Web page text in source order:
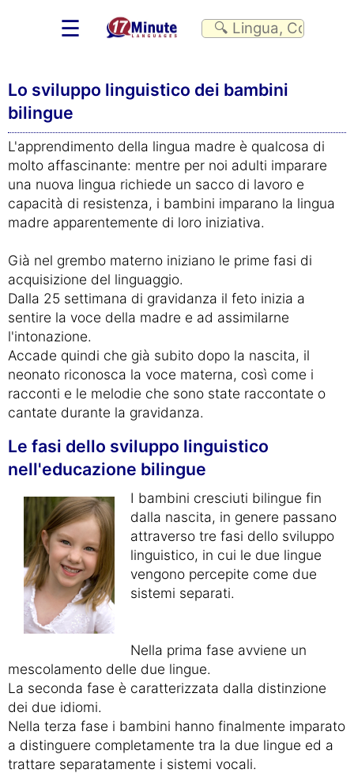
☰
Lo sviluppo linguistico dei bambini
bilingue
L'apprendimento della lingua madre è qualcosa di
molto affascinante: mentre per noi adulti imparare
una nuova lingua richiede un sacco di lavoro e
capacità di resistenza, i bambini imparano la lingua
madre apparentemente di loro iniziativa.
Già nel grembo materno iniziano le prime fasi di
acquisizione del linguaggio.
Dalla 25 settimana di gravidanza il feto inizia a
sentire la voce della madre e ad assimilarne
l'intonazione.
Accade quindi che già subito dopo la nascita, il
neonato riconosca la voce materna, così come i
racconti e le melodie che sono state raccontate o
cantate durante la gravidanza.
Le fasi dello sviluppo linguistico
nell'educazione bilingue
I bambini cresciuti bilingue fin
dalla nascita, in genere passano
attraverso tre fasi dello sviluppo
linguistico, in cui le due lingue
vengono percepite come due
sistemi separati.
Nella prima fase avviene un
mescolamento delle due lingue.
La seconda fase è caratterizzata dalla distinzione
dei due idiomi.
Nella terza fase i bambini hanno finalmente imparato
a distinguere completamente tra la due lingue ed a
trattare separatamente i sistemi vocali.